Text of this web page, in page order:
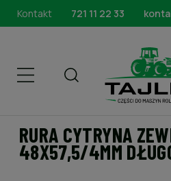
Kontakt 721 11 22 33
RURA CYTRYNA
48X57,5/4MM